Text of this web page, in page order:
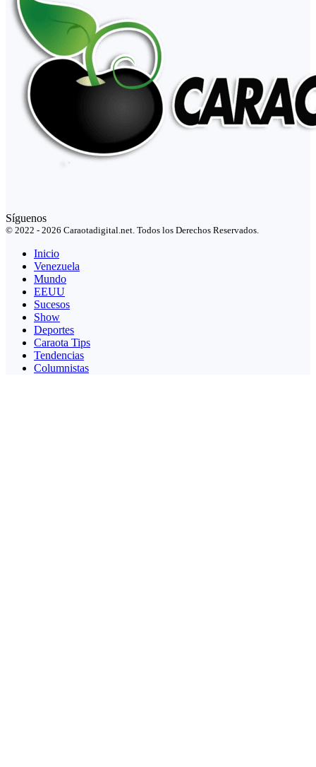
Síguenos
© 2022 - 2026 Caraotadigital.net. Todos los Derechos Reservados.
Inicio
Venezuela
Mundo
EEUU
Sucesos
Show
Deportes
Caraota Tips
Tendencias
Columnistas